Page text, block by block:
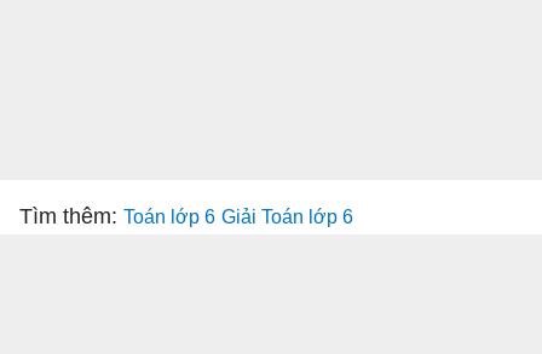
Tìm thêm: Toán lớp 6 Giải Toán lớp 6